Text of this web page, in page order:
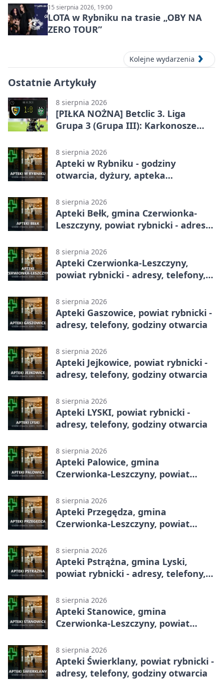
15 sierpnia 2026, 19:00
LOTA w Rybniku na trasie „OBY NA
ZERO TOUR”
Kolejne wydarzenia
Ostatnie Artykuły
8 sierpnia 2026
[PIŁKA NOŻNA] Betclic 3. Liga
Grupa 3 (Grupa III): Karkonosze
8 sierpnia 2026
Apteki w Rybniku - godziny
otwarcia, dyżury, apteka
8 sierpnia 2026
Apteki Bełk, gmina Czerwionka-
Leszczyny, powiat rybnicki - adresy,
8 sierpnia 2026
Apteki Czerwionka-Leszczyny,
powiat rybnicki - adresy, telefony,
8 sierpnia 2026
Apteki Gaszowice, powiat rybnicki -
adresy, telefony, godziny otwarcia
8 sierpnia 2026
Apteki Jejkowice, powiat rybnicki -
adresy, telefony, godziny otwarcia
8 sierpnia 2026
Apteki LYSKI, powiat rybnicki -
adresy, telefony, godziny otwarcia
8 sierpnia 2026
Apteki Palowice, gmina
Czerwionka-Leszczyny, powiat
otwarcia
8 sierpnia 2026
Apteki Przegędza, gmina
Czerwionka-Leszczyny, powiat
otwarcia
8 sierpnia 2026
Apteki Pstrążna, gmina Lyski,
powiat rybnicki - adresy, telefony,
8 sierpnia 2026
Apteki Stanowice, gmina
Czerwionka-Leszczyny, powiat
otwarcia
8 sierpnia 2026
Apteki Świerklany, powiat rybnicki -
adresy, telefony, godziny otwarcia